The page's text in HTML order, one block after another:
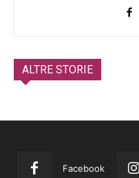
ALTRE STORIE
Facebook